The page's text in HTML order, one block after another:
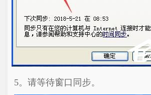
5。请等待窗口同步。